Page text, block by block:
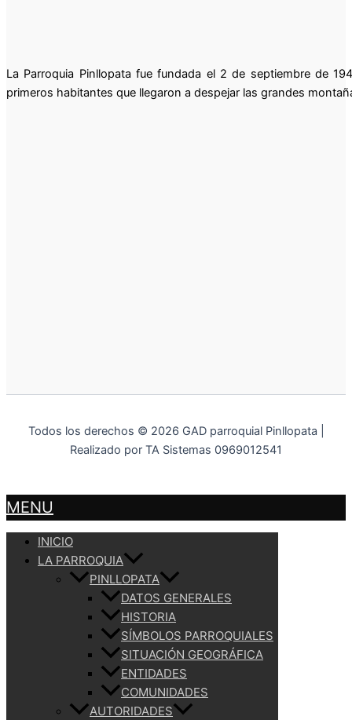
La Parroquia Pinllopata fue fundada el 2 de septiembre de
primeros habitantes que llegaron a despejar las grandes
Todos los derechos © 2026 GAD parroquial Pinllopata |
Realizado por TA Sistemas 0969012541
MENU
INICIO
LA PARROQUIA
PINLLOPATA
DATOS GENERALES
HISTORIA
SÍMBOLOS PARROQUIALES
SITUACIÓN GEOGRÁFICA
ENTIDADES
COMUNIDADES
AUTORIDADES